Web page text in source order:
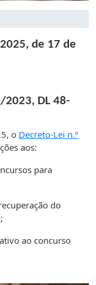
de 17 de
2023, DL 48-
o Decreto-Lei n.º
aos:
para
do
ao concurso